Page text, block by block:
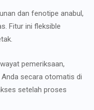
dan fenotipe anabul,
Fitur ini fleksible
pemeriksaan,
secara otomatis di
setelah proses